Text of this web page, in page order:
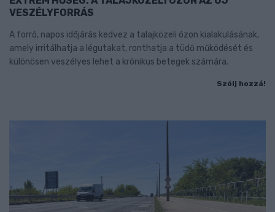
VESZÉLYFORRÁS
A forró, napos időjárás kedvez a talajközeli ózon kialakulásának,
amely irritálhatja a légutakat, ronthatja a tüdő működését és
különösen veszélyes lehet a krónikus betegek számára.
Szólj hozzá!